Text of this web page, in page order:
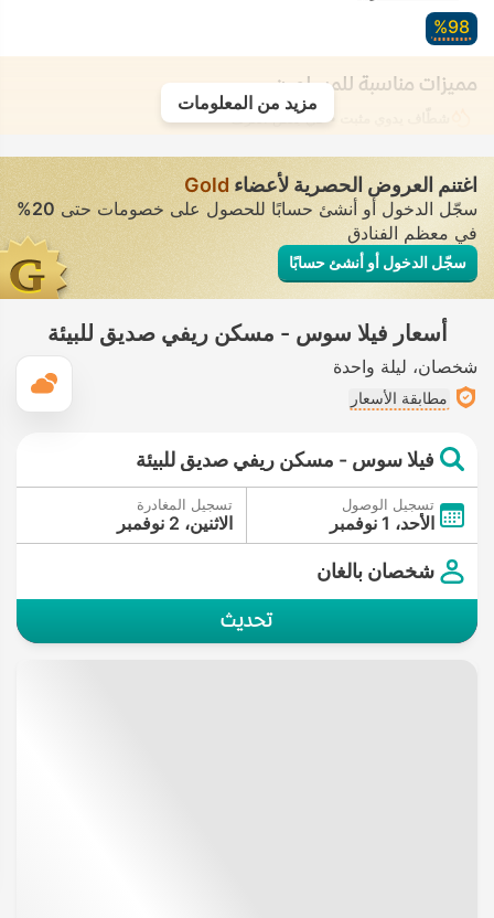
98‏%
مميزات مناسبة للمسلمين
• في بعض الغرف
مزيد من المعلومات
اغتنم العروض الحصرية لأعضاء Gold
سجّل الدخول أو أنشئ حسابًا للحصول على خصومات حتى20%
في معظم الفنادق
سجّل الدخول أو أنشئ حسابًا
أسعار فيلا سوس - مسكن ريفي صديق للبيئة
شخصان ليلة واحدة
مطابقة الأسعار
فيلا سوس - مسكن ريفي صديق للبيئة
تسجيل الوصول
الأحد، 1 نوفمبر
تسجيل المغادرة
الاثنين، 2 نوفمبر
شخصان بالغان
تحديث